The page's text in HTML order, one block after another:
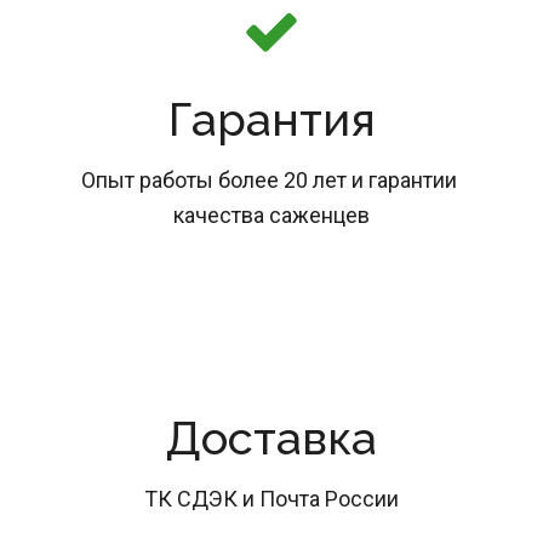
Гарантия
Опыт работы более 20 лет и гарантии
качества саженцев
Доставка
ТК СДЭК и Почта России